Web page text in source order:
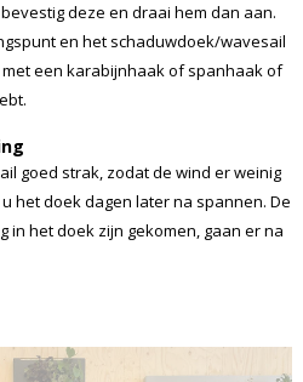
deze en draai hem dan aan.
en het schaduwdoek/wavesail
een karabijnhaak of spanhaak of
goed strak, zodat de wind er weinig
het doek dagen later na spannen. De
in het doek zijn gekomen, gaan er na